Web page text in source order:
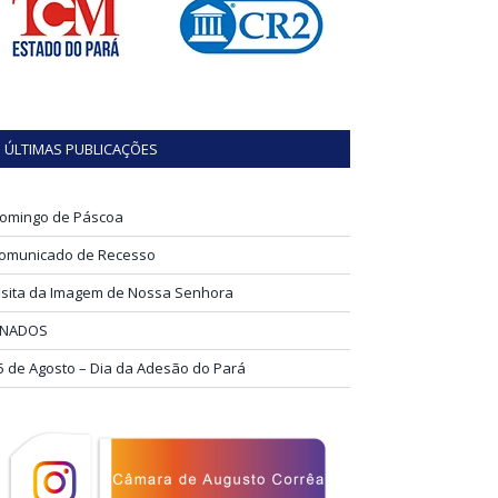
ÚLTIMAS PUBLICAÇÕES
de Páscoa
de Recesso
da Imagem de Nossa Senhora
de Agosto – Dia da Adesão do Pará